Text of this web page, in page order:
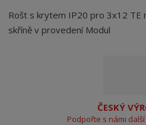
Rošt s krytem IP20 pro 3x12 TE
skříně v provedení Modul
ČESKÝ
Podpořte s námi